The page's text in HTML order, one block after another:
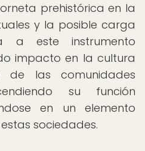
prehistórica en la
y la posible carga
a este instrumento
impacto en la cultura
de las comunidades
su función
en un elemento
sociedades.